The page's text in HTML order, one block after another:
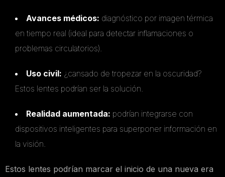
Avances médicos: diagnóstico por imagen térmica
en tiempo real (ideal para detectar inflamaciones o
problemas circulatorios).
Uso civil: ¿cansado de tropezar en la oscuridad?
Estos lentes podrían ser la solución.
Realidad aumentada: podrían integrarse con
dispositivos inteligentes para superponer información en
la visión.
Estos lentes podrían marcar el inicio de una nueva era